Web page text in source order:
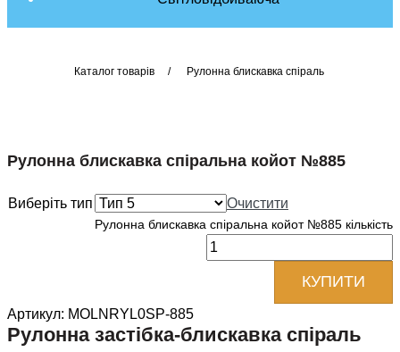
Каталог товарів / Рулонна блискавка спіраль
Рулонна блискавка спіральна койот №885
Виберіть тип Очистити
Рулонна блискавка спіральна койот №885 кількість
КУПИТИ
Артикул: MOLNRYL0SP-885
Рулонна застібка-блискавка спіраль